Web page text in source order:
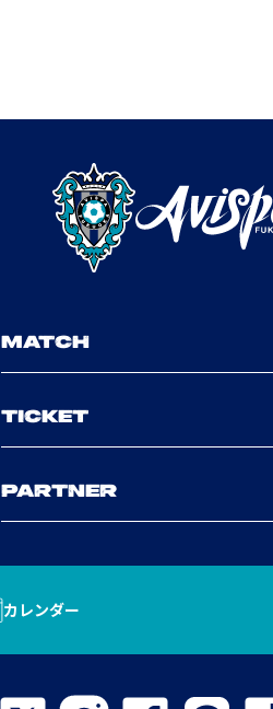
MATCH
TICKET
PARTNER
カレンダー